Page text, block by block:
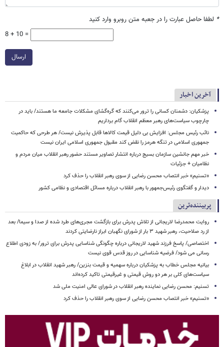
* لطفا حاصل عبارت را در جعبه متن روبرو وارد کنید
8 + 10 =
ارسال
آخرین اخبار
پزشکیان: دشمنان کسانی را ترور می‌کنند که گره‌گشای مشکلات جامعه ما هستند/ باید در
چارچوب سیاست‌های رهبر معظم انقلاب گام برداریم
نائب رئیس مجلس: افزایش بی دلیل قیمت کالاها قابل پذیرش نیست/ هر طرحی که حاکمیت
جمهوری اسلامی در تنگه هرمز را نقض کند مقبول جمهوری اسلامی ایران نیست
خبر مهم جانشین سازمان بسیج درباره انتشار تصاویر مستند حضور رهبر انقلاب میان مردم و
نظامیان + جزئیات
«تسنیم» خبر انتصاب محسن رضایی از سوی رهبر انقلاب را حذف کرد
دیدار و گفتگوی رئیس‌جمهور با رهبر انقلاب درباره مسائل اقتصادی و نظامی کشور
پربیننده‌ترین
روایت محمدرضا لاریجانی از تلاش پدرش برای بازگشت مجری‌های طرد شده از صدا و سیما/ بعد
از رد صلاحیت، رهبر شهید ۳ بار از شورای نگهبان ابراز نارضایتی کردند
اختصاصی/ پاسخ فرزند شهید لاریجانی درباره چگونگی شناسایی پدرش برای ترور/ به زودی اطلاع
رسانی می شود/ فرضیه شناسایی در روز قدس قوی نیست
بیانیه مجلس خطاب به پزشکیان درباره سهمیه و قیمت بنزین/ رهبر شهید انقلاب در ابلاغ
سیاست‌های کلی بر هر دو روش قیمتی و غیرقیمتی تاکید کرده‌اند
تسنیم: محسن رضایی نماینده رهبر انقلاب در شورای عالی امنیت ملی شد
«تسنیم» خبر انتصاب محسن رضایی از سوی رهبر انقلاب را حذف کرد